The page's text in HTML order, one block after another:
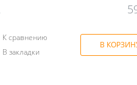
К сравнению
В закладки
В